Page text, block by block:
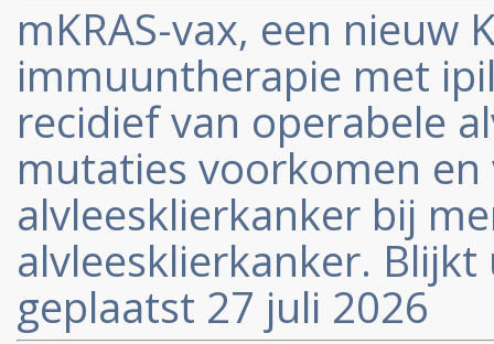
mKRAS-vax, een nieuw
immuuntherapie met
recidief van operabele
mutaties voorkomen
alvleesklierkanker bij
alvleesklierkanker.
geplaatst 27 juli 2026